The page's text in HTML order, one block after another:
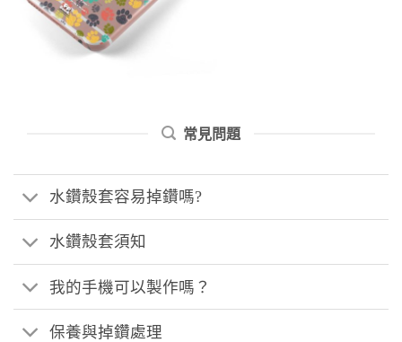
常見問題
水鑽殼套容易掉鑽嗎?
水鑽殼套須知
我的手機可以製作嗎？
保養與掉鑽處理